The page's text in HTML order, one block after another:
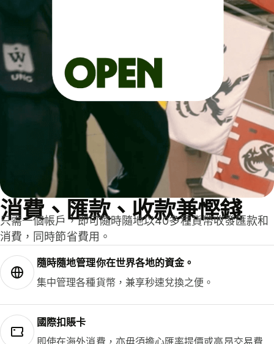
消費、匯款、收款兼慳錢
只需一個帳戶，即可隨時隨地以40多種貨幣收發匯款和
消費，同時節省費用。
隨時隨地管理你在世界各地的資金。
集中管理各種貨幣，兼享秒速兌換之便。
國際扣賬卡